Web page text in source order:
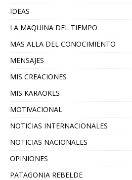
IDEAS
LA MAQUINA DEL TIEMPO
MAS ALLA DEL CONOCIMIENTO
MENSAJES
MIS CREACIONES
MIS KARAOKES
MOTIVACIONAL
NOTICIAS INTERNACIONALES
NOTICIAS NACIONALES
OPINIONES
PATAGONIA REBELDE